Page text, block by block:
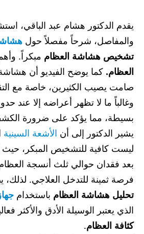
يقدم الدكتور هشام عبد الباقي،
والمفاصل، شرحاً مفصلاً حول
تشخيص هشاشة العظام مبكراً.
العظام​. كما يوضح الفيديو أن
صامت يصيب الكثيرين، خاصة مع
وغالباً ما لا تظهر أعراضه إلا عند
بسيطة، مما يؤكد على ضرورة
يشير الدكتور إلى أن الأشعة السينية
ليست كافية للتشخيص المبكر، حيث
بعد فقدان حوالي ثلث أنسجة
فرصة ثمينة للتدخل العلاجي. لذلك،
تحليل هشاشة العظام باستخدام جهاز
الذي يعتبر الوسيلة الأدق والأكثر
كثافة العظام.